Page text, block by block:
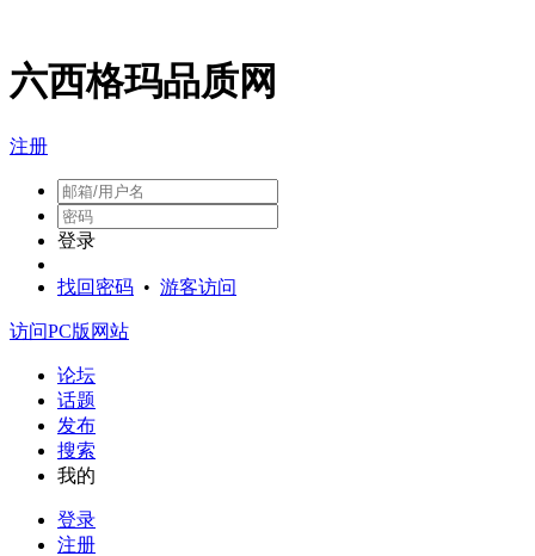
六西格玛品质网
注册
登录
找回密码 • 游客访问
访问PC版网站
论坛
话题
发布
搜索
我的
登录
注册